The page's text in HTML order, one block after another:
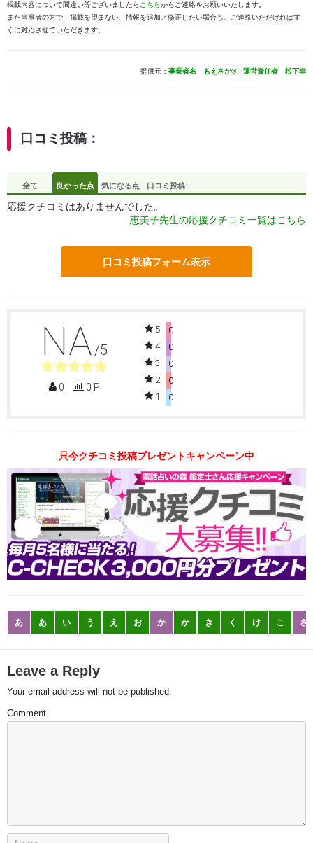
掲載内容について間違い等ございましたら こちらからご連絡をお願いいたします。
また当事者の方で、掲載を望まない、情報を追加／修正したい場合も、ご連絡いただければす
ぐに対応させていただきます。
提供元： 事業者名 もえさが® 運営責任者 松下幸
口コミ投稿：
全て 良かった点 気になる点 口コミ投稿
応援クチコミはありませんでした。
恵美子先生の応援クチコミ一覧はこちら
口コミ投稿フォーム表示
NA /5
0 0 P
5
0
4
0
3
0
2
0
1
0
只今クチコミ投稿プレゼントキャンペーン中
あ あ い う え お か か き く け こ さ
Leave a Reply
Your email address will not be published.
Comment